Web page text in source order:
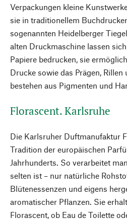
Verpackungen kleine
sie in traditionellem
sogenannten Heidelberger
alten Druckmaschine lassen
Papiere bedrucken, sie
Drucke sowie das Prägen,
bestehen aus Pigmenten und
Florascent. Karlsruhe
Die Karlsruher Duftmanufaktur
Tradition der europäischen
Jahrhunderts. So verarbeitet
selten ist – nur natürliche
Blütenessenzen und eigens
aromatischer Pflanzen. Sie
Florascent, ob Eau de Toilette